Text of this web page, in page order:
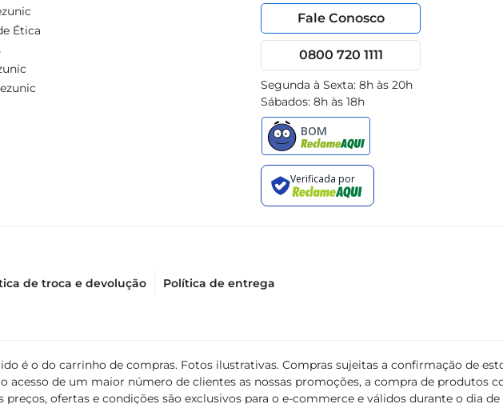
Ética
Fale Conosco
0800 720 1111
Segunda à Sexta: 8h às 20h
Sábados: 8h às 18h
de troca e devolução Política de entrega
é o do carrinho de compras. Fotos ilustrativas. Compras sujeitas a confirmação de
acesso de um maior número de clientes as nossas promoções, a compra de produtos
ofertas e condições são exclusivos para o e-commerce e válidos durante o dia